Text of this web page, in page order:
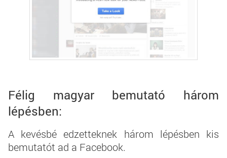
Félig magyar bemutató három
lépésben:
A kevésbé edzetteknek három lépésben kis
bemutatót ad a Facebook.